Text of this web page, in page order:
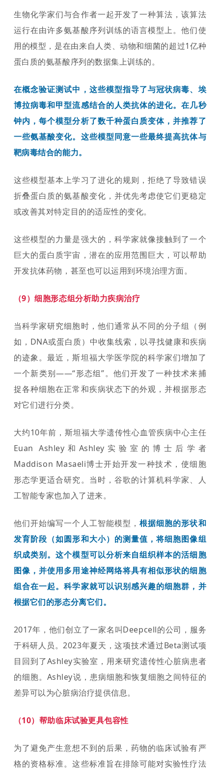
生物化学家们与合作者一起开发了一种算法，该算法
运行在由许多氨基酸序列训练的语言模型上。他们使
用的模型，是在由来自人类、动物和细菌的超过1亿种
蛋白质的氨基酸序列的数据集上训练的。
在概念验证测试中，这些模型指导了与冠状病毒、埃
博拉病毒和甲型流感结合的人类抗体的进化。在几秒
钟内，每个模型分析了数千种蛋白质变体，并推荐了
一些氨基酸变化。这些模型同意一些最终提高抗体与
靶病毒结合的能力。
这些模型基本上学习了进化的规则，拒绝了导致错误
折叠蛋白质的氨基酸变化，并优先考虑使它们更稳定
或改善其对特定目的的适应性的变化。
这些模型的力量是强大的，科学家就像接触到了一个
巨大的蛋白质宇宙，潜在的应用范围巨大，可以帮助
开发抗体药物，甚至也可以运用到环境治理方面。
（9）细胞形态组分析助力疾病治疗
当科学家研究细胞时，他们通常从不同的分子组（例
如，DNA或蛋白质）中收集线索，以寻找健康和疾病
的迹象。最近，斯坦福大学医学院的科学家们增加了
一个新类别——“形态组”。他们开发了一种技术来捕
捉各种细胞在正常和疾病状态下的外观，并根据形态
对它们进行分类。
大约10年前，斯坦福大学遗传性心血管疾病中心主任
Euan Ashley和Ashley实验室的博士后学者
Maddison Masaeli博士开始开发一种技术，使细胞
形态学更适合研究。当时，谷歌的计算机科学家、人
工智能专家也加入了进来。
他们开始编写一个人工智能模型，根据细胞的形状和
发育阶段（如圆形和大小）的测量值，将细胞图像组
织成类别。这个模型可以分析来自组织样本的活细胞
图像，并使用多用途神经网络将具有相似形状的细胞
组合在一起。科学家就可以识别感兴趣的细胞群，并
根据它们的形态分离它们。
2017年，他们创立了一家名叫Deepcell的公司，服务
于科研人员。2023年夏天，这项技术通过Beta测试项
目回到了Ashley实验室，用来研究遗传性心脏病患者
的细胞。Ashley说，患病细胞和恢复细胞之间特征的
差异可以为心脏病治疗提供信息。
（10）帮助临床试验更具包容性
为了避免产生意想不到的后果，药物的临床试验有严
格的资格标准。这些标准旨在排除可能对实验性疗法